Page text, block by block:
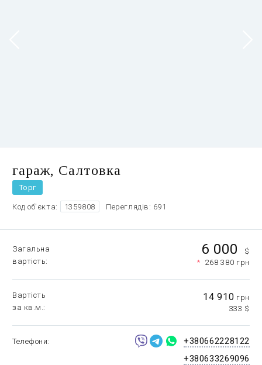
гараж, Салтовка
Торг
Код об'єкта: 1359808 Переглядів: 691
Загальна
вартість
6 000
$
* 268 380 грн
Вартість
за кв.м.
14 910 грн
333 $
Телефони
+380662228122
+380633269096